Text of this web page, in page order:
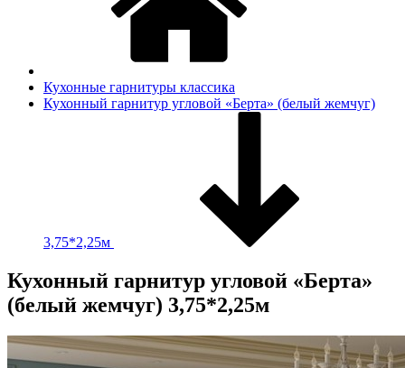
Кухонные гарнитуры классика
Кухонный гарнитур угловой «Берта» (белый жемчуг)
3,75*2,25м
Кухонный гарнитур угловой «Берта»
(белый жемчуг) 3,75*2,25м